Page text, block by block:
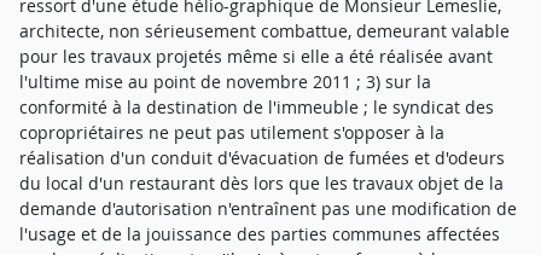
ressort d'une étude hélio-graphique de Monsieur Lemeslie,
architecte, non sérieusement combattue, demeurant valable
pour les travaux projetés même si elle a été réalisée avant
l'ultime mise au point de novembre 2011 ; 3) sur la
conformité à la destination de l'immeuble ; le syndicat des
copropriétaires ne peut pas utilement s'opposer à la
réalisation d'un conduit d'évacuation de fumées et d'odeurs
du local d'un restaurant dès lors que les travaux objet de la
demande d'autorisation n'entraînent pas une modification de
l'usage et de la jouissance des parties communes affectées